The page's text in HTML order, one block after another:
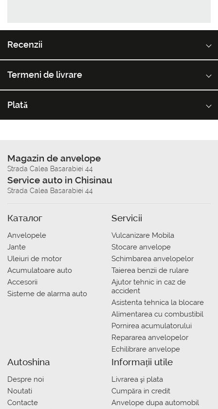
Recenzii
Termeni de livrare
Plată
Magazin de anvelope
Strada Calea Basarabiei 44
Service auto in Chisinau
Strada Calea Basarabiei 44
Каталог
Anvelopele
Jante
Uleiuri de motor
Acumulatoare auto
Accesorii
Sisteme de alarma auto
Servicii
Vulcanizare Mobila
Stocare anvelope
Schimbarea anvelopelor
Taierea benzii de rulare
Ajutor tehnic in caz de
accident
Asistenta tehnica la blocare
Alimentarea cu combustibil
Pornirea acumulatorului
Repararea anvelopelor
Echilibrare anvelope
Autoshina
Despre noi
Noutati
Contacte
Informații utile
Livrarea şi plata
Сumpăra in credit
Anvelope dupa automobil